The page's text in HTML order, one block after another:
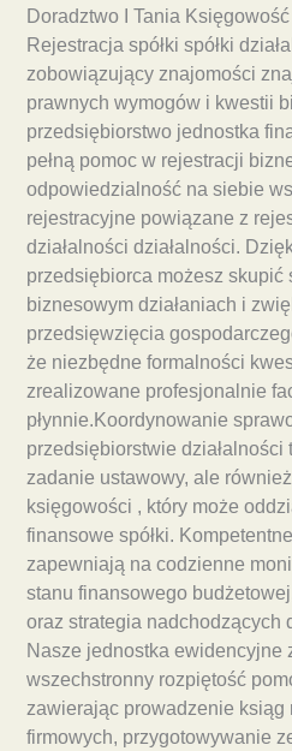
Doradztwo I Tania
Rejestracja spółki spółki
zobowiązujący znajomości
prawnych wymogów i kwestii
przedsiębiorstwo jednostka
pełną pomoc w rejestracji
odpowiedzialność na siebie
rejestracyjne powiązane z
działalności działalności.
przedsiębiorca możesz skupić
biznesowym działaniach i
przedsięwzięcia
że niezbędne formalności
zrealizowane profesjonalnie
płynnie.Koordynowanie
przedsiębiorstwie działalności
zadanie ustawowy, ale
księgowości , który może
finansowe spółki.
zapewniają na codzienne
stanu finansowego
oraz strategia nadchodzących
Nasze jednostka ewidencyjne
wszechstronny rozpiętość
zawierając prowadzenie ksiąg
firmowych, przygotowywanie